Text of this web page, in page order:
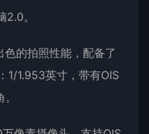
。
的拍照性能，配备了
1/1.953英寸，带有OIS